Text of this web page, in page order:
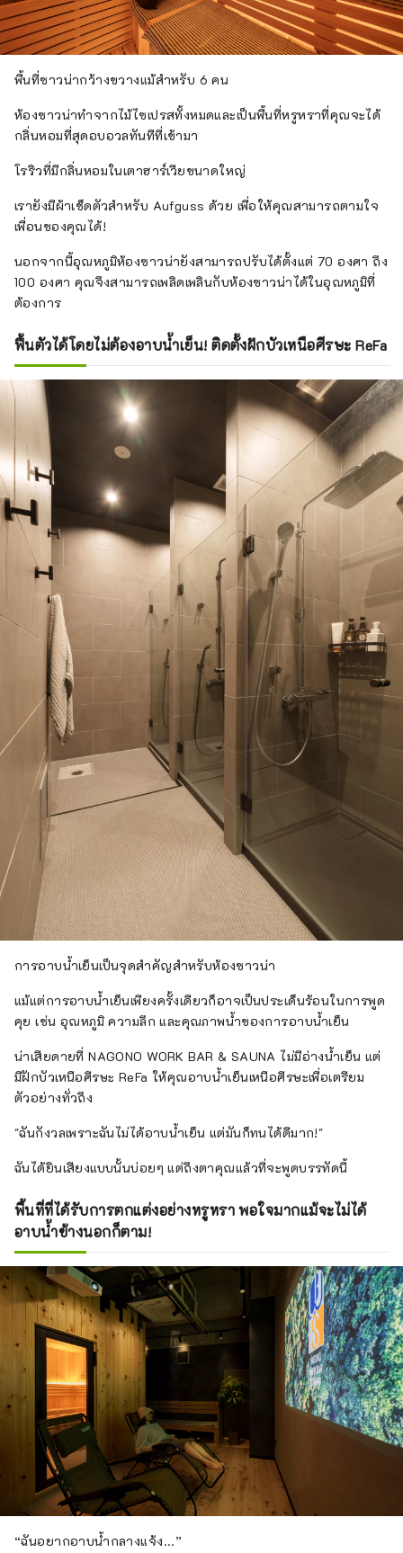
พื้นที่ซาวน่ากว้างขวางแม้สำหรับ 6 คน
ห้องซาวน่าทำจากไม้ไซเปรสทั้งหมดและเป็นพื้นที่หรูหราที่คุณจะได้
กลิ่นหอมที่สุดอบอวลทันทีที่เข้ามา
โรริวที่มีกลิ่นหอมในเตาฮาร์เวียขนาดใหญ่
เรายังมีผ้าเช็ดตัวสำหรับ Aufguss ด้วย เพื่อให้คุณสามารถตามใจ
เพื่อนของคุณได้!
นอกจากนี้อุณหภูมิห้องซาวน่ายังสามารถปรับได้ตั้งแต่ 70 องศา ถึง
100 องศา คุณจึงสามารถเพลิดเพลินกับห้องซาวน่าได้ในอุณหภูมิที่
ต้องการ
ฟื้นตัวได้โดยไม่ต้องอาบน้ำเย็น! ติดตั้งฝักบัวเหนือศีรษะ ReFa
การอาบน้ำเย็นเป็นจุดสำคัญสำหรับห้องซาวน่า
แม้แต่การอาบน้ำเย็นเพียงครั้งเดียวก็อาจเป็นประเด็นร้อนในการพูด
คุย เช่น อุณหภูมิ ความลึก และคุณภาพน้ำของการอาบน้ำเย็น
น่าเสียดายที่ NAGONO WORK BAR & SAUNA ไม่มีอ่างน้ำเย็น แต่
มีฝักบัวเหนือศีรษะ ReFa ให้คุณอาบน้ำเย็นเหนือศีรษะเพื่อเตรียม
ตัวอย่างทั่วถึง
"ฉันกังวลเพราะฉันไม่ได้อาบน้ำเย็น แต่มันก็ทนได้ดีมาก!"
ฉันได้ยินเสียงแบบนั้นบ่อยๆ แต่ถึงตาคุณแล้วที่จะพูดบรรทัดนี้
พื้นที่ที่ได้รับการตกแต่งอย่างหรูหรา พอใจมากแม้จะไม่ได้
อาบน้ำข้างนอกก็ตาม!
“ฉันอยากอาบน้ำกลางแจ้ง...”